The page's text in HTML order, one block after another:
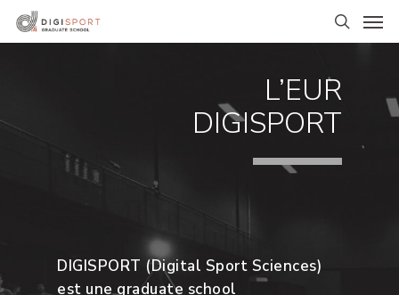
Skip
search
L’EUR
DIGISPORT
DIGISPORT (Digital Sport Sciences)
est une graduate school